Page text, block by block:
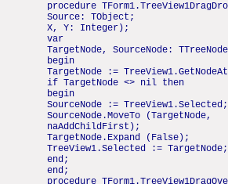
procedure
Source: TObject;
X, Y: Integer);
var
TargetNode, SourceNode:
begin
TargetNode :=
if TargetNode <> nil then
begin
SourceNode := TreeView1.Selected;
SourceNode.MoveTo (TargetNode,
naAddChildFirst);
TargetNode.Expand (False);
TreeView1.Selected := TargetNode;
end;
end;
procedure